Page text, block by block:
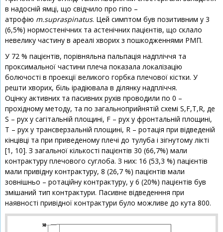
в надосній ямці, що свідчило про гіпо –
атрофію m.supraspinatus. Цей симптом був позитивним у 3
(6,5%) нормостенічних та астенічних пацієнтів, що склало
невелику частину в ареалі хворих з пошкодженнями РМП.
У 72 % пацієнтів, порівняльна пальпація надпліччя та
проксимальної частини плеча показала локалізацію
болючості в проекції великого горбка плечової кістки. У
решти хворих, біль ірадіювала в ділянку надпліччя.
Оцінку активних та пасивних рухів проводили по 0 –
прохідному методу, та по загальноприйнятій схемі S,F,T,R, де
S – рух у сагітальній площині, F – рух у фронтальній площині,
T – рух у трансверзальній площині, R – ротація при відведеній
кінцівці та при приведеному плечі до тулуба і зігнутому лікті
[1, 10]. З загальної кількості пацієнтів 30 (66,7%) мали
контрактуру плечового суглоба. З них: 16 (53,3 %) пацієнтів
мали привідну контрактуру, 8 (26,7 %) пацієнтів мали
зовнішньо – ротаційну контрактуру, у 6 (20%) пацієнтів був
змішаний тип контрактури. Пасивне відведенння при
наявності привідної контрактури було можливе до кута 800.